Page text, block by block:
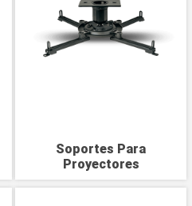
Soportes Para
Proyectores